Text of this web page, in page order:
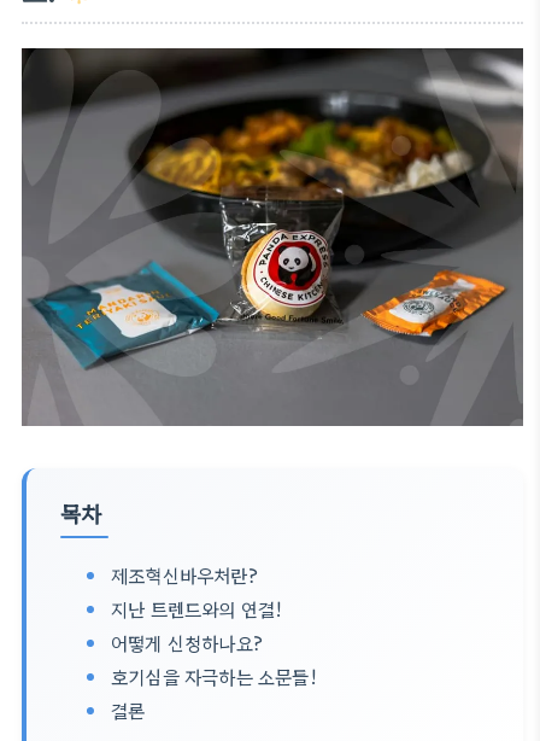
목차
제조혁신바우처란?
지난 트렌드와의 연결!
어떻게 신청하나요?
호기심을 자극하는 소문들!
결론